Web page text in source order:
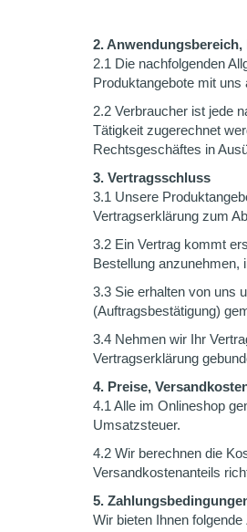
2.
2.1 Die nachfolgenden
Produktangebote mit uns
2.2 Verbraucher ist jede
Tätigkeit zugerechnet
Rechtsgeschäftes in
3. Vertragsschluss
3.1 Unsere
Vertragserklärung zum
3.2 Ein Vertrag kommt
Bestellung anzunehmen,
3.3 Sie erhalten von uns
(Auftragsbestätigung)
3.4 Nehmen wir Ihr
Vertragserklärung
4. Preise,
4.1 Alle im Onlineshop
Umsatzsteuer.
4.2 Wir berechnen die
Versandkostenanteils
5.
Wir bieten Ihnen